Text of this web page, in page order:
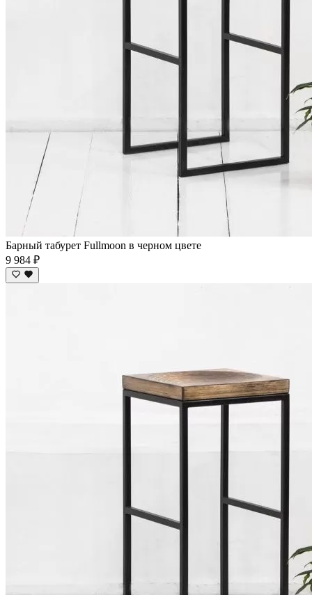
Барный табурет Fullmoon в черном цвете
9 984 ₽